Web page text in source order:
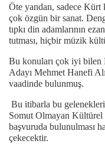
Öte yandan, sadece
çok özgün bir sanat.
tıpkı din adamlarının
tutması, hiçbir müzik
Bu konuları çok iyi bilen
Adayı Mehmet Hanefi
vaadinde bulunmuş.
Bu itibarla bu
Somut Olmayan
başvuruda bulunulması
çekecektir.